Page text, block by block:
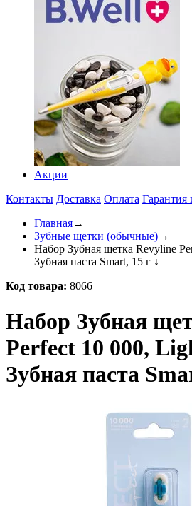
Акции
Контакты Доставка Оплата Гарантия
Главная→
Зубные щетки (обычные)→
Набор Зубная щетка Revyline
Зубная паста Smart, 15 г ↓
Код товара: 8066
Набор Зубная
Perfect 10 000,
Зубная паста